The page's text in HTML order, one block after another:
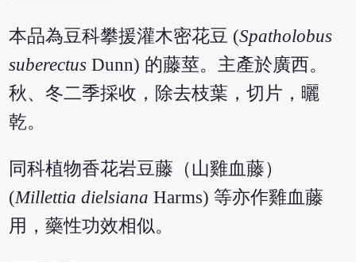
本品為豆科攀援灌木密花豆 (Spatholobus
suberectus Dunn) 的藤莖。主產於廣西。
秋、冬二季採收，除去枝葉，切片，曬
乾。
同科植物香花岩豆藤（山雞血藤）
(Millettia dielsiana Harms) 等亦作雞血藤
用，藥性功效相似。